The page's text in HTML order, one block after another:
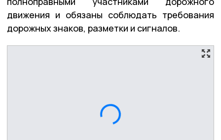
движения и обязаны соблюдать требования
дорожных знаков, разметки и сигналов.